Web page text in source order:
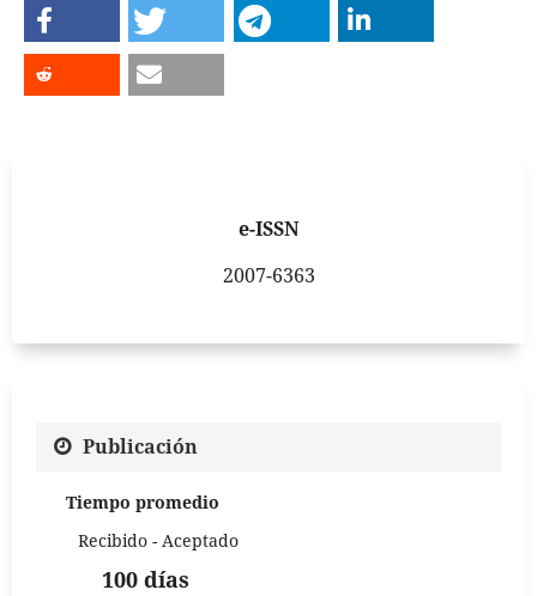
e-ISSN
2007-6363
Publicación
Tiempo promedio
Recibido - Aceptado
100 días